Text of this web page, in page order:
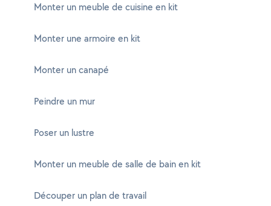
Monter un meuble de cuisine en kit
Monter une armoire en kit
Monter un canapé
Peindre un mur
Poser un lustre
Monter un meuble de salle de bain en kit
Découper un plan de travail